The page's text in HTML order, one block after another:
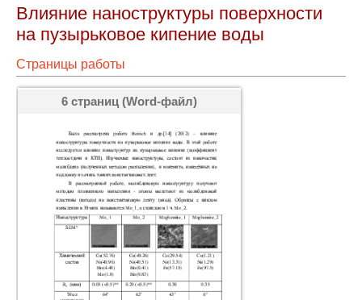
Влияние наноструктуры поверхности
на пузырьковое кипение воды
Страницы работы
6 страниц (Word-файл)